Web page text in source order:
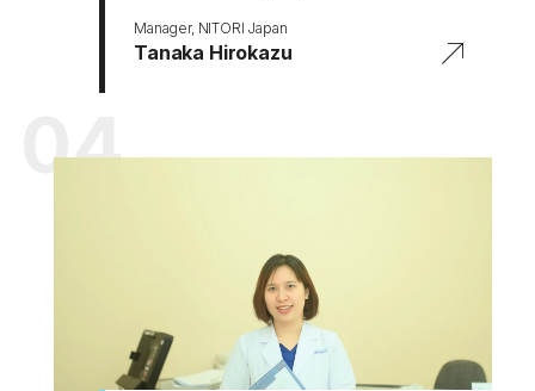
Manager, NITORI Japan
Tanaka Hirokazu
04